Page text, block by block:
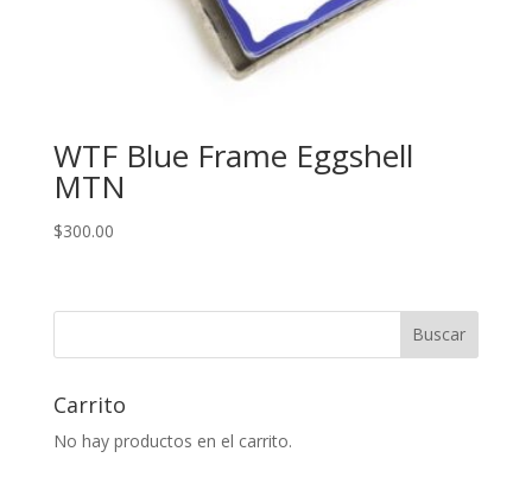
WTF Blue Frame Eggshell
MTN
$300.00
Buscar
Carrito
No hay productos en el carrito.